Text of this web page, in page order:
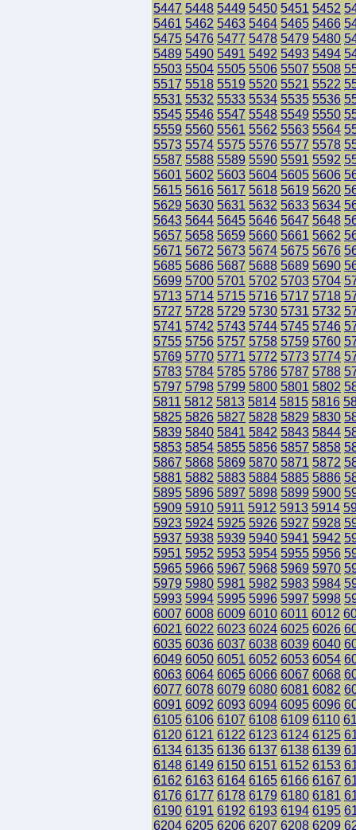
5447 5448 5449 5450 5451 5452
5461 5462 5463 5464 5465 5466
5475 5476 5477 5478 5479 5480
5489 5490 5491 5492 5493 5494
5503 5504 5505 5506 5507 5508
5517 5518 5519 5520 5521 5522
5531 5532 5533 5534 5535 5536
5545 5546 5547 5548 5549 5550
5559 5560 5561 5562 5563 5564
5573 5574 5575 5576 5577 5578
5587 5588 5589 5590 5591 5592
5601 5602 5603 5604 5605 5606
5615 5616 5617 5618 5619 5620
5629 5630 5631 5632 5633 5634
5643 5644 5645 5646 5647 5648
5657 5658 5659 5660 5661 5662
5671 5672 5673 5674 5675 5676
5685 5686 5687 5688 5689 5690
5699 5700 5701 5702 5703 5704
5713 5714 5715 5716 5717 5718
5727 5728 5729 5730 5731 5732
5741 5742 5743 5744 5745 5746
5755 5756 5757 5758 5759 5760
5769 5770 5771 5772 5773 5774
5783 5784 5785 5786 5787 5788
5797 5798 5799 5800 5801 5802
5811 5812 5813 5814 5815 5816
5825 5826 5827 5828 5829 5830
5839 5840 5841 5842 5843 5844
5853 5854 5855 5856 5857 5858
5867 5868 5869 5870 5871 5872
5881 5882 5883 5884 5885 5886
5895 5896 5897 5898 5899 5900
5909 5910 5911 5912 5913 5914
5923 5924 5925 5926 5927 5928
5937 5938 5939 5940 5941 5942
5951 5952 5953 5954 5955 5956
5965 5966 5967 5968 5969 5970
5979 5980 5981 5982 5983 5984
5993 5994 5995 5996 5997 5998
6007 6008 6009 6010 6011 6012
6021 6022 6023 6024 6025 6026
6035 6036 6037 6038 6039 6040
6049 6050 6051 6052 6053 6054
6063 6064 6065 6066 6067 6068
6077 6078 6079 6080 6081 6082
6091 6092 6093 6094 6095 6096
6105 6106 6107 6108 6109 6110
6120 6121 6122 6123 6124 6125
6134 6135 6136 6137 6138 6139
6148 6149 6150 6151 6152 6153
6162 6163 6164 6165 6166 6167
6176 6177 6178 6179 6180 6181
6190 6191 6192 6193 6194 6195
6204 6205 6206 6207 6208 6209